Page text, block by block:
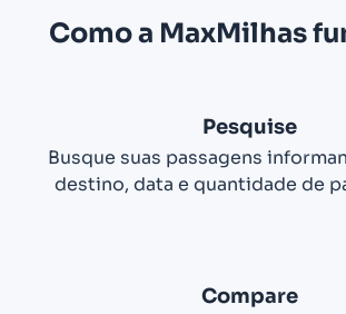
Como a MaxMilhas
Pesquise
Busque suas passagens
destino, data e quantidade de
Compare